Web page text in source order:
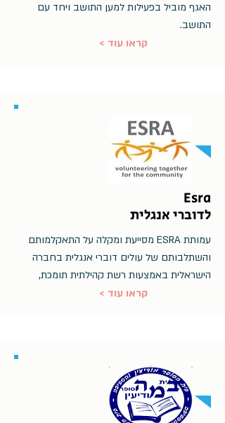
האגף מוביל בפעילות למען התושב ויחד עם
התושב.
< קראו עוד
Esra
לדוברי אנגלית
עמותת ESRA מסייעת ומקלה על התאקלמותם
והשתלבותם של עולים דוברי אנגלית בחברה
הישראלית באמצעות רשת קהילתית תומכת,
< קראו עוד